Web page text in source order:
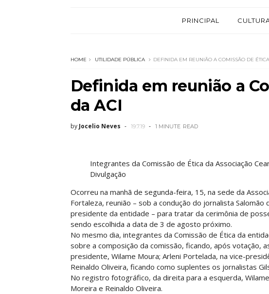
PRINCIPAL
HOME UTILIDADE PÚBLICA DEFINIDA EM REUNIÃO A COMISSÃO DE
Definida em reunião a
da ACI
by Jocelio Neves 19.7.19 1 MINUTE READ
Integrantes da Comissão de Ética da Associação
Divulgação
Ocorreu na manhã de segunda-feira, 15, na sede da
Fortaleza, reunião – sob a condução do jornalista
presidente da entidade – para tratar da cerimônia de
sendo escolhida a data de 3 de agosto próximo.
No mesmo dia, integrantes da Comissão de Ética da
sobre a composição da comissão, ficando, após votação,
presidente, Wilame Moura; Arleni Portelada, na vice-
Reinaldo Oliveira, ficando como suplentes os jornalistas
No registro fotográfico, da direita para a esquerda,
Moreira e Reinaldo Oliveira.